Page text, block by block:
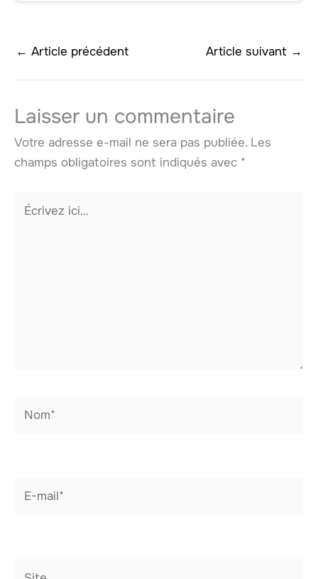
← Article précédent Article suivant →
Laisser un commentaire
Votre adresse e-mail ne sera pas publiée. Les
champs obligatoires sont indiqués avec *
Écrivez
ici…